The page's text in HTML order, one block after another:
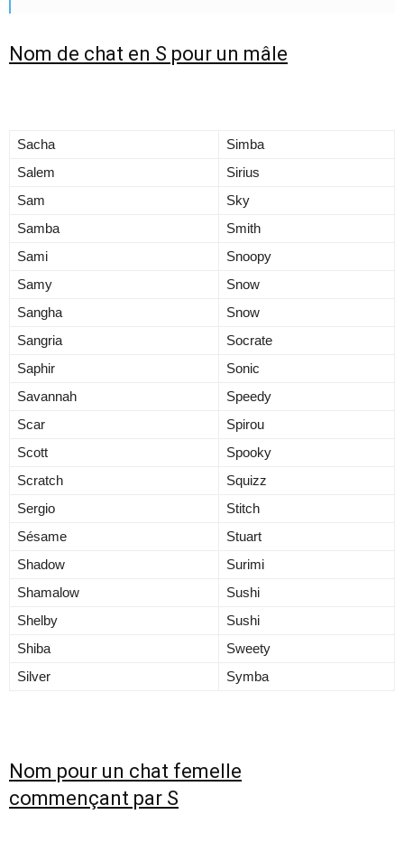
Nom de chat en S pour un mâle
Sacha
Simba
Salem
Sirius
Sam
Sky
Samba
Smith
Sami
Snoopy
Samy
Snow
Sangha
Snow
Sangria
Socrate
Saphir
Sonic
Savannah
Speedy
Scar
Spirou
Scott
Spooky
Scratch
Squizz
Sergio
Stitch
Sésame
Stuart
Shadow
Surimi
Shamalow
Sushi
Shelby
Sushi
Shiba
Sweety
Silver
Symba
Nom pour un chat femelle
commençant par S